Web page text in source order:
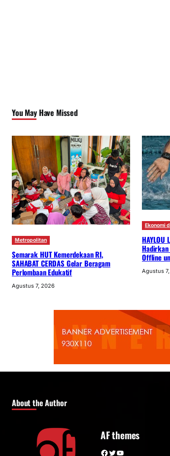
You May Have Missed
Metropolitan
Semarak HUT Kemerdekaan RI,
SAHABAT CERDAS Gelar Beragam
Perlombaan Edukatif
Agustus 7, 2026
Ekonomi
HAYLOU
Hadirkan
Offline
Agustus
About the Author
AF themes
Facebook Twitter YouTube